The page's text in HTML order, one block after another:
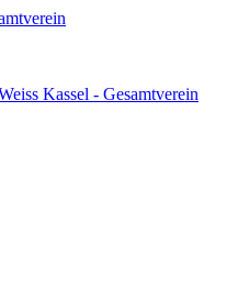
Kassel - Gesamtverein